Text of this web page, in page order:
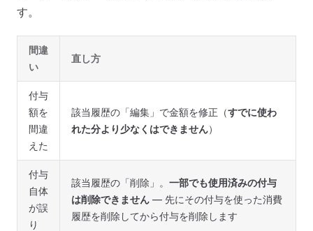
す。
間違
い
直し方
付与
額を
間違
えた
該当履歴の「編集」で金額を修正（すでに使わ
れた分より少なくはできません）
付与
自体
が誤
り
該当履歴の「削除」。 一部でも使用済みの付与
は削除できません — 先にその付与を使った消費
履歴を削除してから付与を削除します